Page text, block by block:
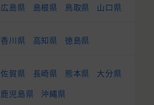
広島県 島根県 鳥取県 山口県
香川県 高知県 徳島県
佐賀県 長崎県 熊本県
大分県
鹿児島県 沖縄県